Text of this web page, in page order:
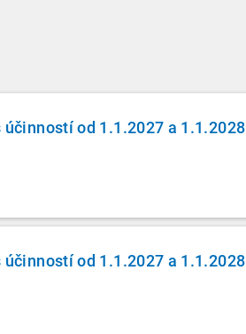
od 1.1.2027 a 1.1.2028
od 1.1.2027 a 1.1.2028